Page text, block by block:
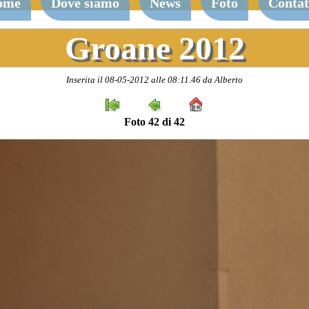
Groane 2012
Inserita il 08-05-2012 alle 08:11.46 da Alberto
Foto 42 di 42